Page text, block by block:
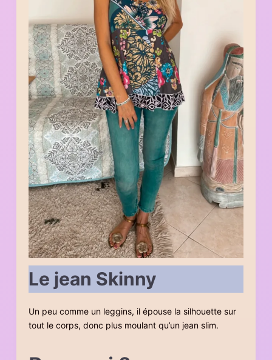
Le jean Skinny
Un peu comme un leggins, il épouse la silhouette sur
tout le corps, donc plus moulant qu’un jean slim.